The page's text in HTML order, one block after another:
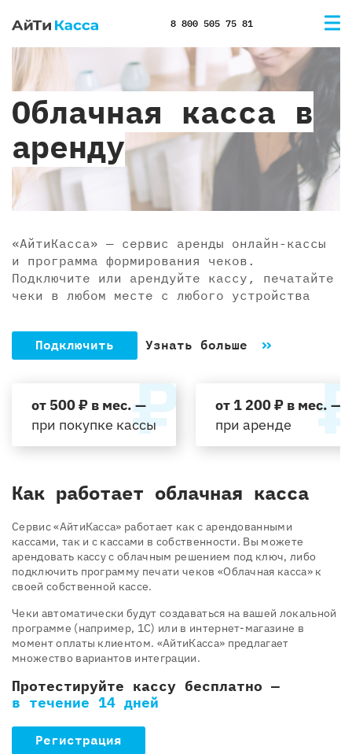
8 800 505 75 81
Облачная касса в
аренду
«АйтиКасса» — сервис аренды онлайн-кассы
и программа формирования чеков.
Подключите или арендуйте кассу, печатайте
чеки в любом месте с любого устройства
Подключить Узнать больше
от 500 ₽ в мес. —
при покупке кассы
от 1 200 ₽ в мес. —
при аренде
Как работает облачная касса
Cервис «АйтиКасса» работает как с арендованными
кассами, так и с кассами в собственности. Вы можете
арендовать кассу с облачным решением под ключ, либо
подключить программу печати чеков «Облачная касса» к
своей собственной кассе.
Чеки автоматически будут создаваться на вашей локальной
программе (например, 1С) или в интернет-магазине в
момент оплаты клиентом. «АйтиКасса» предлагает
множество вариантов интеграции.
Протестируйте кассу бесплатно —
в течение 14 дней
Регистрация